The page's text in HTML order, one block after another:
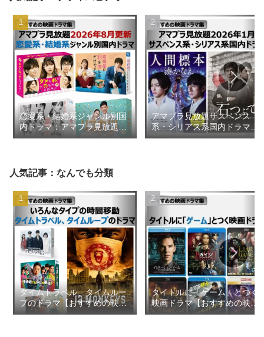
恋愛系・結婚系ジャンル別国
内ドラマ：アマプラ見放題
2026年8月更新【おすすめの
アマプラ見放題サスペンス
系・シリアス系国内ドラマ
2026年1月【おすすめの映画
人気記事：なんでも分類
タイムトラベル、タイムルー
プのドラマ【おすすめの映画
ドラマ集】
タイトルに「ゲーム」とつく
映画ドラマ【おすすめの映画
ドラマ集】